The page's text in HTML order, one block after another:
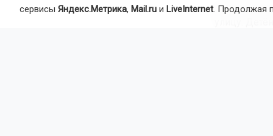
Первое
сервисы Яндекс.Метрика, Mail.ru и LiveInternet. Продолжая